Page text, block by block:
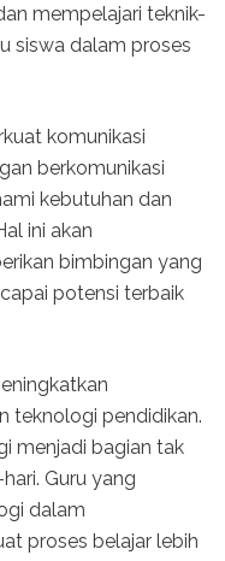
mempelajari teknik-
siswa dalam proses
komunikasi
berkomunikasi
kebutuhan dan
ini akan
bimbingan yang
potensi terbaik
teknologi pendidikan.
menjadi bagian tak
Guru yang
dalam
proses belajar lebih